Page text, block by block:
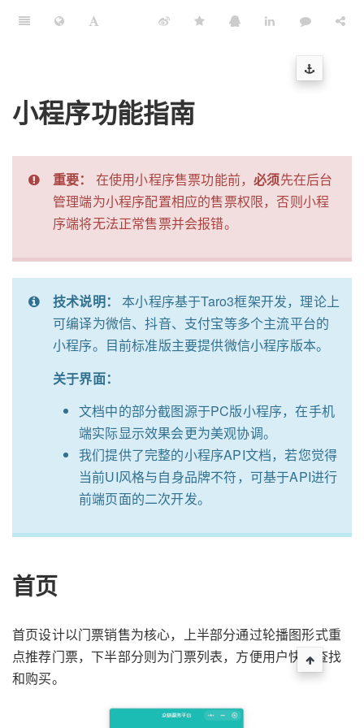
小程序功能指南
重要： 在使用小程序售票功能前，必须先在后台
管理端为小程序配置相应的售票权限，否则小程
序端将无法正常售票并会报错。
技术说明：
本小程序基于Taro3框架开发，理论上
可编译为微信、抖音、支付宝等多个主流平台的
小程序。目前标准版主要提供微信小程序版本。
关于界面：
文档中的部分截图源于PC版小程序，在手机
端实际显示效果会更为美观协调。
我们提供了完整的小程序API文档，若您觉得
当前UI风格与自身品牌不符，可基于API进行
前端页面的二次开发。
首页
首页设计以门票销售为核心，上半部分通过轮播图形式重
点推荐门票，下半部分则为门票列表，方便用户快速查找
和购买。